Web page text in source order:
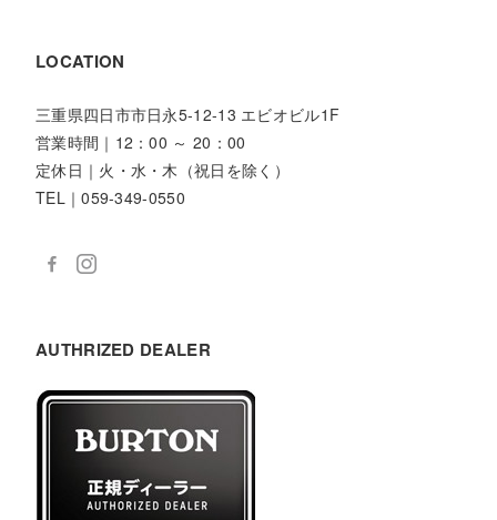
LOCATION
三重県四日市市日永5-12-13 エビオビル1F
営業時間｜12：00 ～ 20：00
定休日｜火・水・木（祝日を除く）
TEL｜059-349-0550
AUTHRIZED DEALER